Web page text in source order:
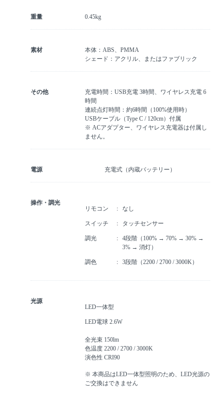
重量 0.45kg
素材
本体：ABS、PMMA
シェード：アクリル、またはファブリック
その他
充電時間：USB充電 3時間、ワイヤレス充電 6
時間
連続点灯時間：約6時間（100%使用時）
USBケーブル（Type C / 120cm）付属
※ ACアダプター、ワイヤレス充電器は付属し
ません。
電源 充電式（内蔵バッテリー）
操作・調光
リモコン
なし
スイッチ タッチセンサー
調光
4段階（100% → 70% → 30% →
3% → 消灯）
調色 3段階（2200 / 2700 / 3000K）
光源
LED一体型
LED電球 2.6W
全光束 150lm
色温度 2200 / 2700 / 3000K
演色性 CRI90
※ 本商品はLED一体型照明のため、LED光源の
ご交換はできません